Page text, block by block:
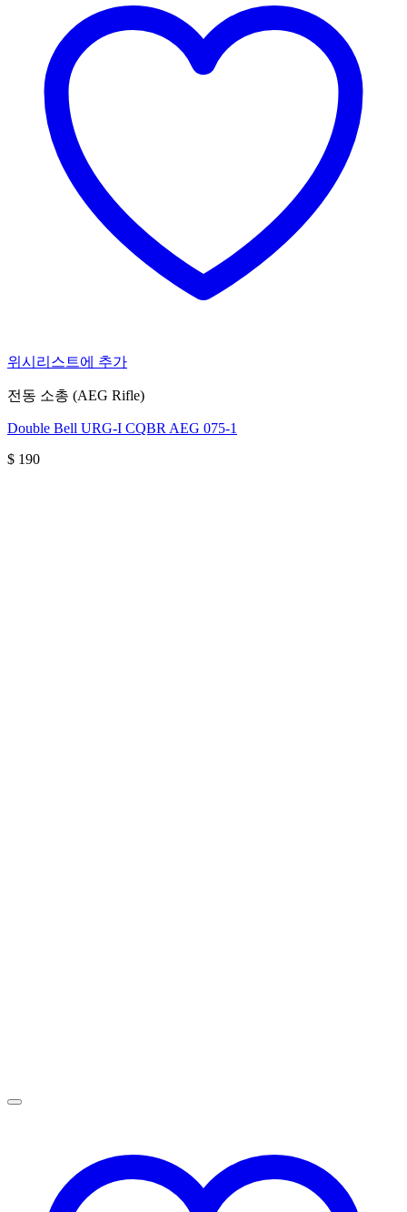
위시리스트에 추가
전동 소총 (AEG Rifle)
Double Bell URG-I CQBR AEG 075-1
$ 190